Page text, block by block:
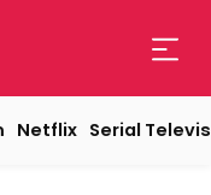
Netflix Serial